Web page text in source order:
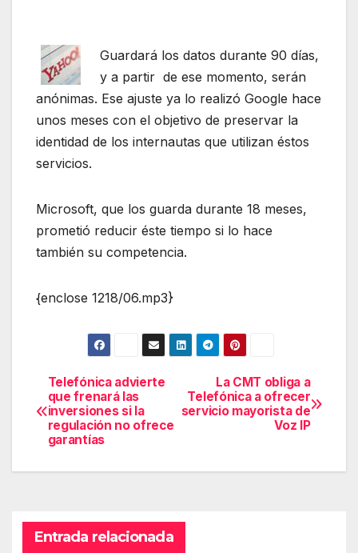
Guardará los datos durante 90 días,
y a partir de ese momento, serán
anónimas. Ese ajuste ya lo realizó Google hace
unos meses con el objetivo de preservar la
identidad de los internautas que utilizan éstos
servicios.
Microsoft, que los guarda durante 18 meses,
prometió reducir éste tiempo si lo hace
también su competencia.
{enclose 1218/06.mp3}
Navegación
de
entradas
La CMT obliga a
Telefónica a ofrecer
servicio mayorista de
Voz IP
Telefónica advierte
que frenará las
inversiones si la
regulación no ofrece
garantías
Entrada relacionada